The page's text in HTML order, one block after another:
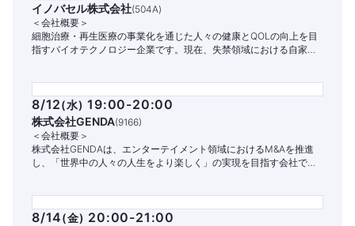
イノバセル株式会社(504A)
＜会社概要＞
細胞治療・再生医療の事業化を通じた人々の健康とQOLの向上を目
指すバイオテクノロジー企業です。現在、失禁領域における自家細
8/12(水) 19:00-20:00
株式会社GENDA(9166)
＜会社概要＞
株式会社GENDAは、エンターテイメント領域におけるM&Aを推進
し、「世界中の人々の人生をより楽しく」の実現を目指す会社で
8/14(金) 20:00-21:00